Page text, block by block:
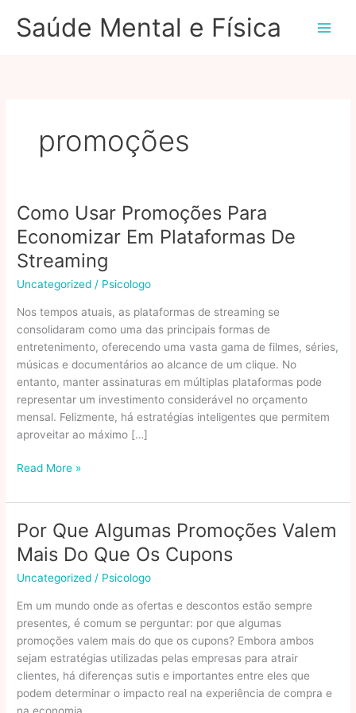
paraSaúde Mental e Física
promoções
Como Usar Promoções Para
Economizar Em Plataformas De
Streaming
Uncategorized / Psicologo
Nos tempos atuais, as plataformas de streaming se
consolidaram como uma das principais formas de
entretenimento, oferecendo uma vasta gama de filmes, séries,
músicas e documentários ao alcance de um clique. No
entanto, manter assinaturas em múltiplas plataformas pode
representar um investimento considerável no orçamento
mensal. Felizmente, há estratégias inteligentes que permitem
aproveitar ao máximo […]
Como
Promoções
Para
Economizar
Em
Plataformas
Streaming
Read More »
Por Que Algumas Promoções Valem
Mais Do Que Os Cupons
Uncategorized / Psicologo
Em um mundo onde as ofertas e descontos estão sempre
presentes, é comum se perguntar: por que algumas
promoções valem mais do que os cupons? Embora ambos
sejam estratégias utilizadas pelas empresas para atrair
clientes, há diferenças sutis e importantes entre eles que
podem determinar o impacto real na experiência de compra e
na economia